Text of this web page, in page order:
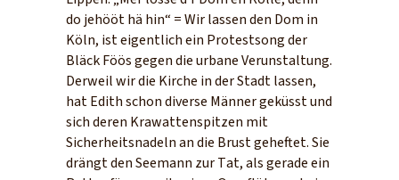
do jehööt hä hin“ = Wir lassen den Dom in
Köln, ist eigentlich ein Protestsong der
Bläck Föös gegen die urbane Verunstaltung.
Derweil wir die Kirche in der Stadt lassen,
hat Edith schon diverse Männer geküsst und
sich deren Krawattenspitzen mit
Sicherheitsnadeln an die Brust geheftet. Sie
drängt den Seemann zur Tat, als gerade ein